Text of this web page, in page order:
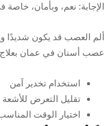
الإجابة: نعم، وبأمان،
ألم العصب قد يكون شديدًا
عصب أسنان في عمان بعلاج
استخدام تخدير آمن
تقليل التعرض
اختيار الوقت